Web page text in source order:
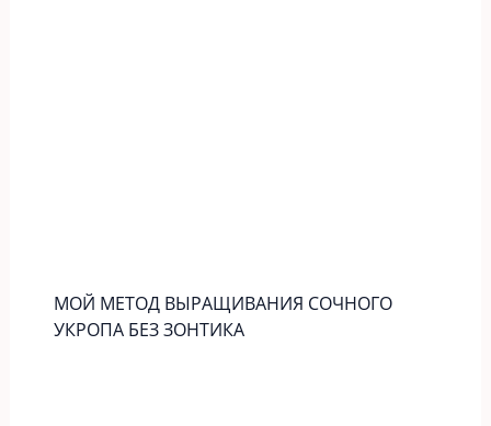
МОЙ МЕТОД ВЫРАЩИВАНИЯ СОЧНОГО
УКРОПА БЕЗ ЗОНТИКА